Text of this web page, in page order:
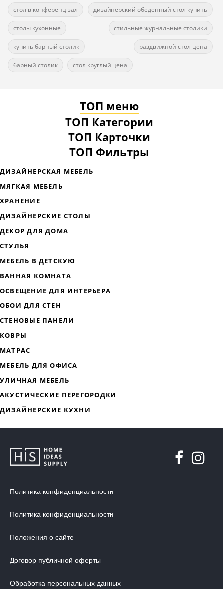
стол в конференц зал дизайнерский обеденный стол купить
столы кухонные стильные журнальные столики
купить барный столик раздвижной стол цена
барный столик стол круглый цена
ТОП меню
ТОП Категории
ТОП Карточки
ТОП Фильтры
ХРАНЕНИЕ
СТУЛЬЯ
ВАННАЯ КОМНАТА
СТЕНОВЫЕ ПАНЕЛИ
Политика конфиденциальности
Политика конфиденциальности
Положения о сайте
Договор публичной оферты
Обработка персональных данных